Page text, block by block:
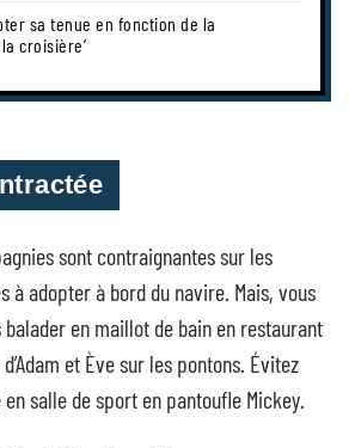
sa tenue en fonction de la
croisière’
sont contraignantes sur les
à adopter à bord du navire. Mais, vous
en maillot de bain en restaurant
et Ève sur les pontons. Évitez
salle de sport en pantoufle Mickey.